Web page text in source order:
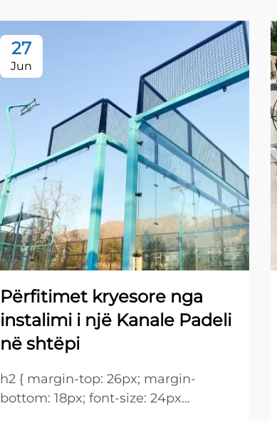
27
Jun
Përfitimet kryesore nga
instalimi i një Kanale Padeli
në shtëpi
h2 { margin-top: 26px; margin-
bottom: 18px; font-size: 24px